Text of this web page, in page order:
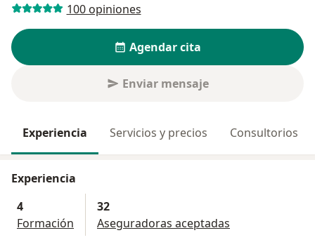
100 opiniones
Agendar cita
Enviar mensaje
Experiencia Servicios y precios Consultorios
Experiencia
4
Formación
32
Aseguradoras aceptadas